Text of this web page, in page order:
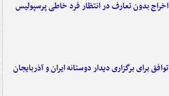
اخراج بدون تعارف در انتظار فرد خاطی پرسپولیس
توافق برای برگزاری دیدار دوستانه ایران و آذربایجان